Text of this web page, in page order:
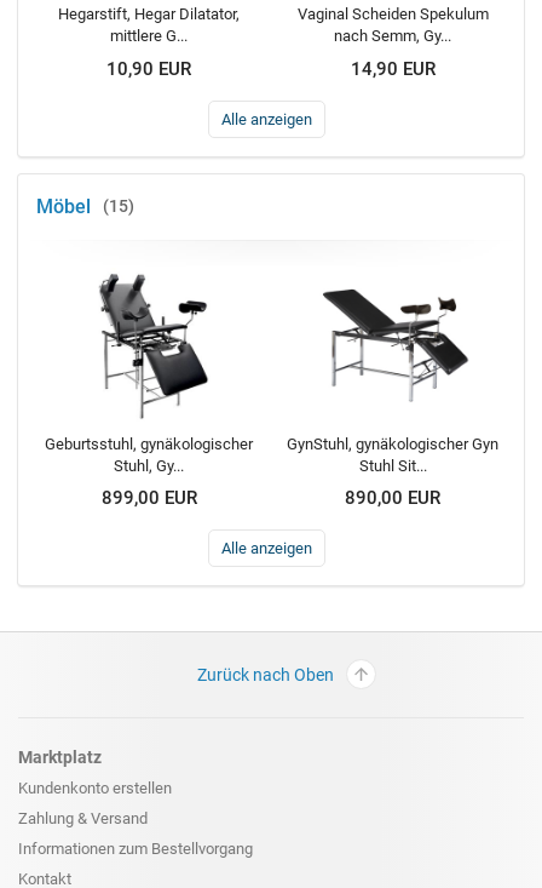
Hegarstift, Hegar Dilatator,
mittlere G...
10,90 EUR
Vaginal Scheiden Spekulum
nach Semm, Gy...
14,90 EUR
Alle anzeigen
Möbel 15
Geburtsstuhl, gynäkologischer
Stuhl, Gy...
899,00 EUR
GynStuhl, gynäkologischer Gyn
Stuhl Sit...
890,00 EUR
Alle anzeigen
Zurück nach Oben
Marktplatz
Kundenkonto erstellen
Zahlung & Versand
Informationen zum Bestellvorgang
Kontakt